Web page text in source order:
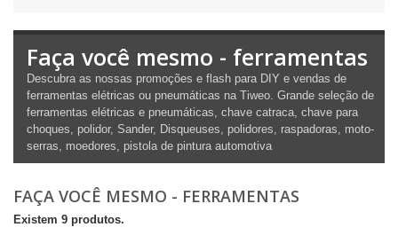
Faça você mesmo - ferramentas
Descubra as nossas promoções e flash para DIY e vendas de
ferramentas elétricas ou pneumáticas na Tiweo. Grande seleção de
ferramentas elétricas e pneumáticas, chave catraca, chave para
choques, polidor, Sander, Disqueuses, polidores, raspadoras, moto-
serras, moedores, pistola de pintura automotiva
FAÇA VOCÊ MESMO - FERRAMENTAS
Existem 9 produtos.